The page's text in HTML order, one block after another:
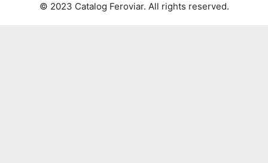
© 2023 Catalog Feroviar. All rights reserved.